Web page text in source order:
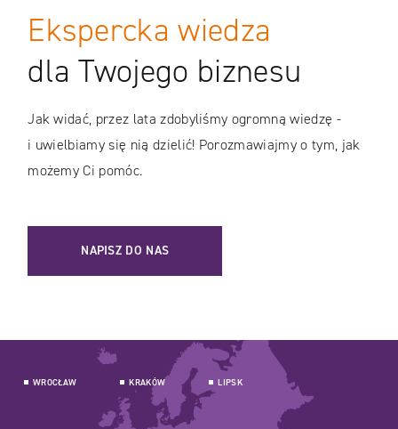
Ekspercka wiedza
dla Twojego biznesu
Jak widać, przez lata zdobyliśmy ogromną wiedzę -
i uwielbiamy się nią dzielić! Porozmawiajmy o tym, jak
możemy Ci pomóc.
NAPISZ DO NAS
WROCŁAW KRAKÓW LIPSK